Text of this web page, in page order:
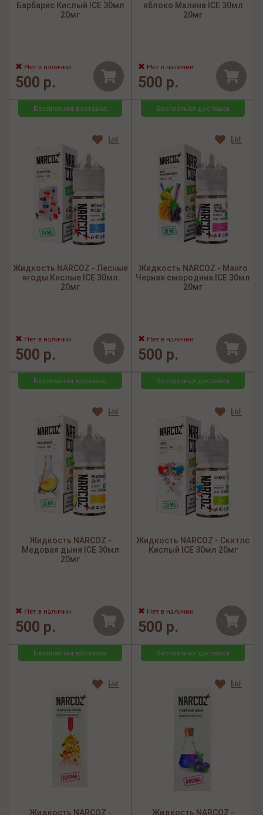
Барбарис Кислый ICE 30мл
20мг
Нет в наличии
500 р.
яблоко Малина ICE 30мл
20мг
Нет в наличии
500 р.
Бесплатная доставка
Жидкость NARCOZ - Лесные
ягоды Кислые ICE 30мл
20мг
Нет в наличии
500 р.
Бесплатная доставка
Жидкость NARCOZ - Манго
Черная смородина ICE 30мл
20мг
Нет в наличии
500 р.
Бесплатная доставка
Жидкость NARCOZ -
Медовая дыня ICE 30мл
20мг
Нет в наличии
500 р.
Бесплатная доставка
Жидкость NARCOZ - Скитлс
Кислый ICE 30мл 20мг
Нет в наличии
500 р.
Бесплатная доставка
Жидкость NARCOZ -
Бесплатная доставка
Жидкость NARCOZ -